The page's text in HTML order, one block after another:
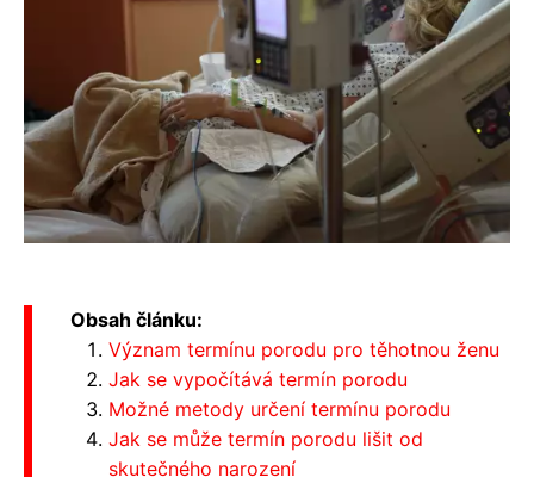
Obsah článku:
Význam termínu porodu pro těhotnou ženu
Jak se vypočítává termín porodu
Možné metody určení termínu porodu
Jak se může termín porodu lišit od
skutečného narození